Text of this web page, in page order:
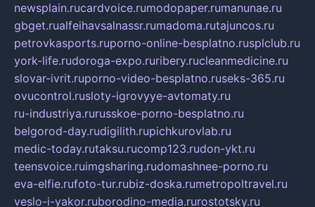
newsplain.rucardvoice.rumodopaper.rumanunae.ru
gbget.rualfeihavsalnassr.rumadoma.rutajuncos.ru
petrovkasports.ruporno-online-besplatno.rusplclub.ru
york-life.rudoroga-expo.ruribery.rucleanmedicine.ru
slovar-ivrit.ruporno-video-besplatno.ruseks-365.ru
ovucontrol.rusloty-igrovyye-avtomaty.ru
ru-industriya.rurusskoe-porno-besplatno.ru
belgorod-day.rudigilith.rupichkurovlab.ru
medic-today.rutaksu.rucomp123.rudon-ykt.ru
teensvoice.ruimgsharing.rudomashnee-porno.ru
eva-elfie.rufoto-tur.rubiz-doska.rumetropoltravel.ru
veslo-i-yakor.ruborodino-media.rurostotsky.ru